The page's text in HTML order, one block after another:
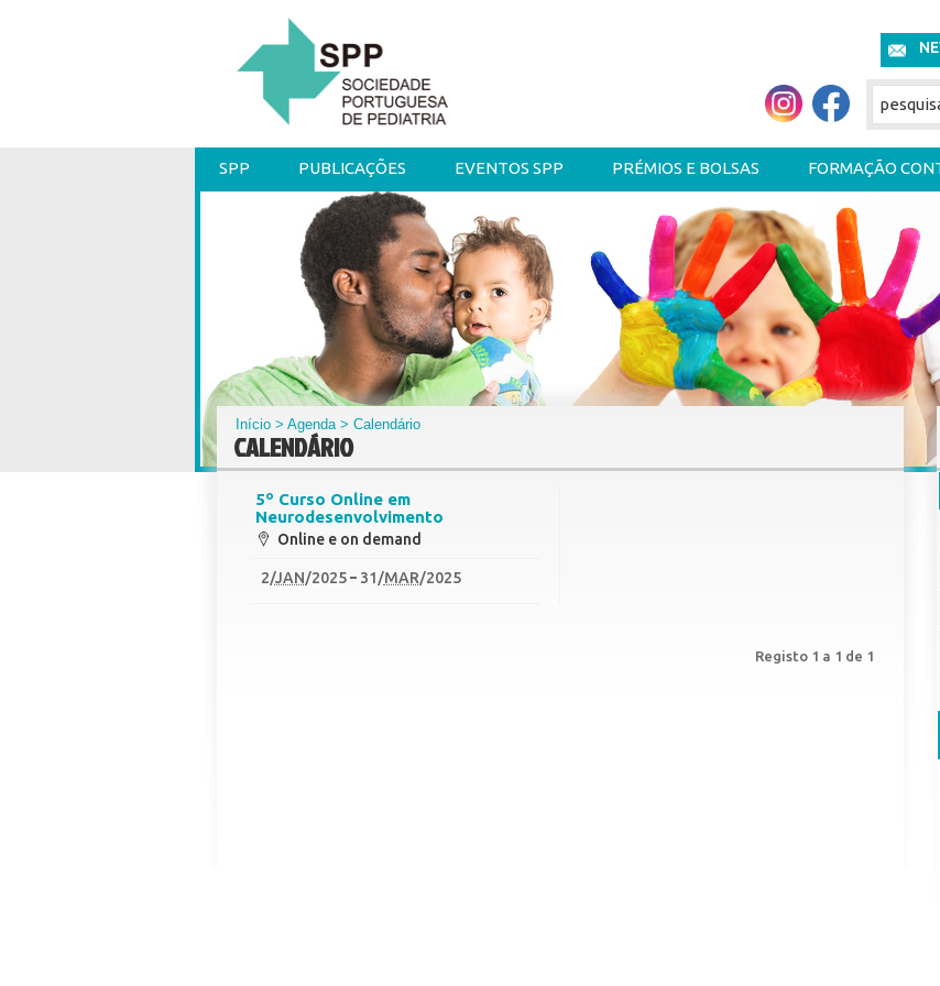
SPP PUBLICAÇÕES EVENTOS SPP PRÉMIOS E BOLSAS FORMAÇÃO
Início >Agenda> Calendário
CALENDÁRIO
5º Curso Online em
Neurodesenvolvimento
Online e on demand
2/JAN/2025 31/MAR/2025
Registo 1 a 1 de 1